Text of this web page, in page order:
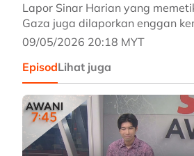
Lapor Sinar Harian yang
Gaza juga dilaporkan enggan
09/05/2026 20:18 MYT
EpisodLihat juga